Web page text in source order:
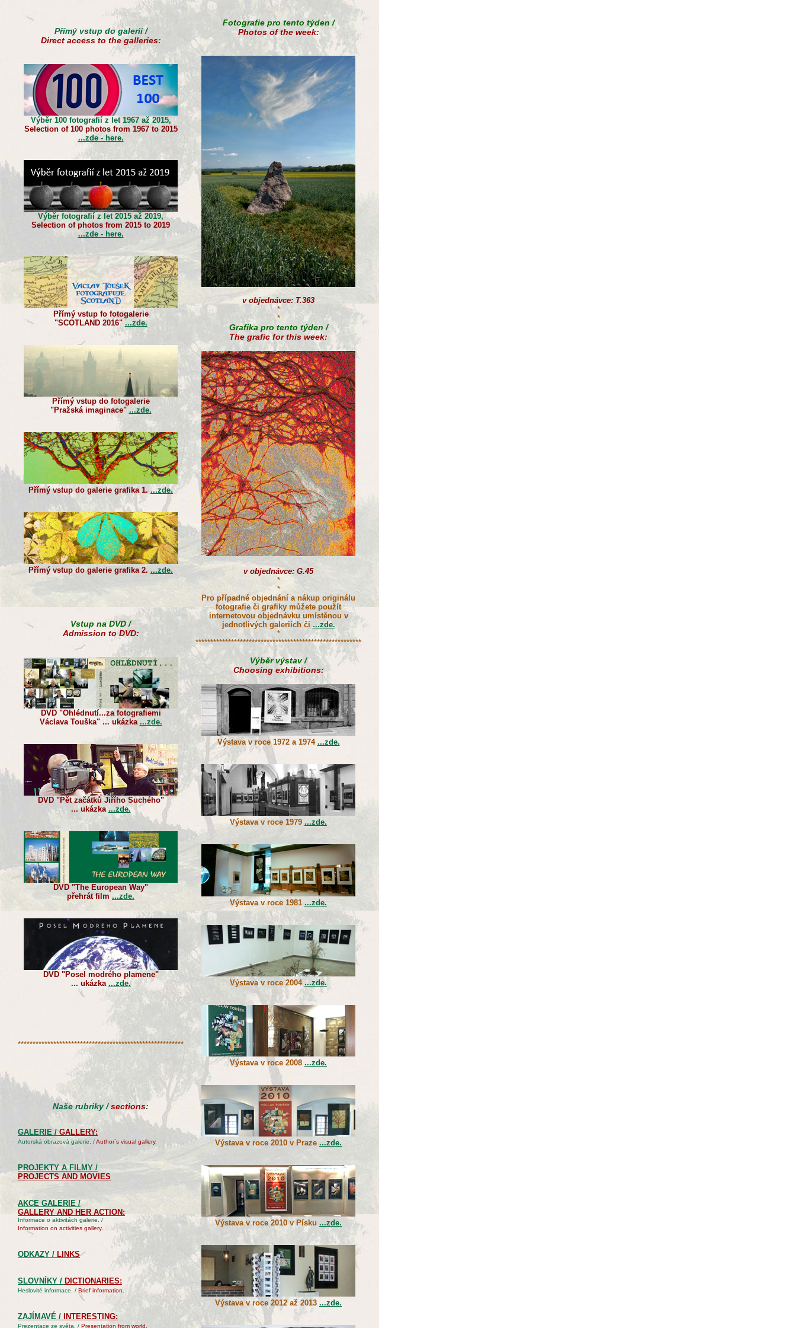
Přímý vstup do galerií /
Direct access to the galleries:
Výběr 100 fotografií z let 1967 až 2015,
Selection of 100 photos from 1967 to 2015
...zde - here.
Výběr fotografií z let 2015 až 2019,
Selection of photos from 2015 to 2019
...zde - here.
Přímý vstup fo fotogalerie
"SCOTLAND 2016" ...zde.
Přímý vstup do fotogalerie
"Pražská imaginace" ...zde.
Přímý vstup do galerie grafika 1. ...zde.
Přímý vstup do galerie grafika 2. ...zde.
Vstup na DVD /
Admission to DVD:
DVD "Ohlédnutí...za fotografiemi
Václava Touška" ... ukázka ...zde.
DVD "Pět začátků Jiřího Suchého"
... ukázka ...zde.
DVD "The European Way"
přehrát film ...zde.
DVD "Posel modrého plamene"
... ukázka ...zde.
********************************************************
Naše rubriky /sections:
GALERIE / GALLERY:
Autorská obrazová galerie. /Author´s visual gallery.
PROJEKTY A FILMY /
PROJECTS AND MOVIES
AKCE GALERIE /
GALLERY AND HER ACTION:
Informace o aktivitách galerie. /
Information on activities gallery.
ODKAZY / LINKS
SLOVNÍKY / DICTIONARIES:
Heslovité informace. / Brief information.
ZAJÍMAVÉ / INTERESTING:
Prezentace ze světa. / Presentation from world.
Fotografie pro tento týden /
Photos of the week:
vobjednávce: T.363
*
*
Grafika pro tento týden /
The grafic for this week:
v objednávce: G.45
*
*
Pro případné objednání a nákup originálu
fotografie či grafiky můžete použít
internetovou objednávku umístěnou v
jednotlivých galeriích či...zde.
*
********************************************************
Výběr výstav /
Choosing exhibitions:
Výstava v roce 1972 a 1974 ...zde.
Výstava v roce 1979 ...zde.
Výstava v roce 1981 ...zde.
Výstava v roce 2004 ...zde.
Výstava v roce 2008 ...zde.
Výstava v roce 2010 v Praze ...zde.
Výstava v roce 2010 v Písku ...zde.
Výstava v roce 2012 až 2013 ...zde.